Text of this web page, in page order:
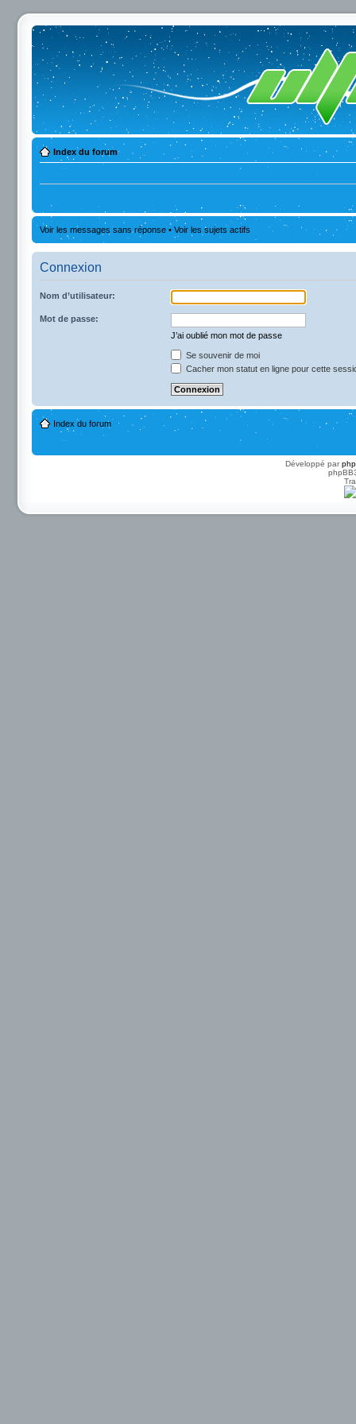
Index du forum
Voir les messages sans réponse • Voir les sujets actifs
Connexion
Nom d’utilisateur:
Mot de passe:
J’ai oublié mon mot de passe
Se souvenir de moi
Cacher mon statut en ligne pour cette
Index du forum
Développé par